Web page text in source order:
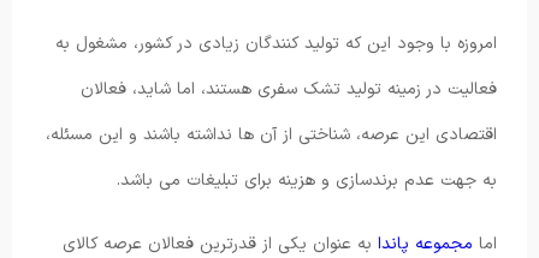
امروزه با وجود این که تولید کنندگان زیادی در کشور، مشغول به
فعالیت در زمینه تولید تشک سفری هستند، اما شاید، فعالان
اقتصادی این عرصه، شناختی از آن ها نداشته باشند و این مسئله،
به جهت عدم برندسازی و هزینه برای تبلیغات می باشد.
اما مجموعه پاندا به عنوان یکی از قدرترین فعالان عرصه کالای